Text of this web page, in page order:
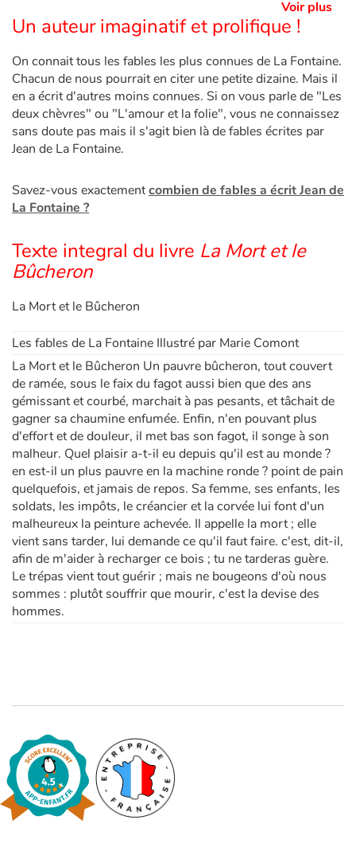
Voir plus
Un auteur imaginatif et prolifique !
On connait tous les fables les plus connues de La Fontaine.
Chacun de nous pourrait en citer une petite dizaine. Mais il
en a écrit d'autres moins connues. Si on vous parle de "Les
deux chèvres" ou "L'amour et la folie", vous ne connaissez
sans doute pas mais il s'agit bien là de fables écrites par
Jean de La Fontaine.
Savez-vous exactementcombien de fables a écrit Jean de
La Fontaine ?
Texte integral du livre La Mort et le
Bûcheron
La Mort et le Bûcheron
Les fables de La Fontaine Illustré par Marie Comont
La Mort et le Bûcheron Un pauvre bûcheron, tout couvert
de ramée, sous le faix du fagot aussi bien que des ans
gémissant et courbé, marchait à pas pesants, et tâchait de
gagner sa chaumine enfumée. Enfin, n'en pouvant plus
d'effort et de douleur, il met bas son fagot, il songe à son
malheur. Quel plaisir a-t-il eu depuis qu'il est au monde ?
en est-il un plus pauvre en la machine ronde ? point de pain
quelquefois, et jamais de repos. Sa femme, ses enfants, les
soldats, les impôts, le créancier et la corvée lui font d'un
malheureux la peinture achevée. Il appelle la mort ; elle
vient sans tarder, lui demande ce qu'il faut faire. c'est, dit-il,
afin de m'aider à recharger ce bois ; tu ne tarderas guère.
Le trépas vient tout guérir ; mais ne bougeons d'où nous
sommes : plutôt souffrir que mourir, c'est la devise des
hommes.